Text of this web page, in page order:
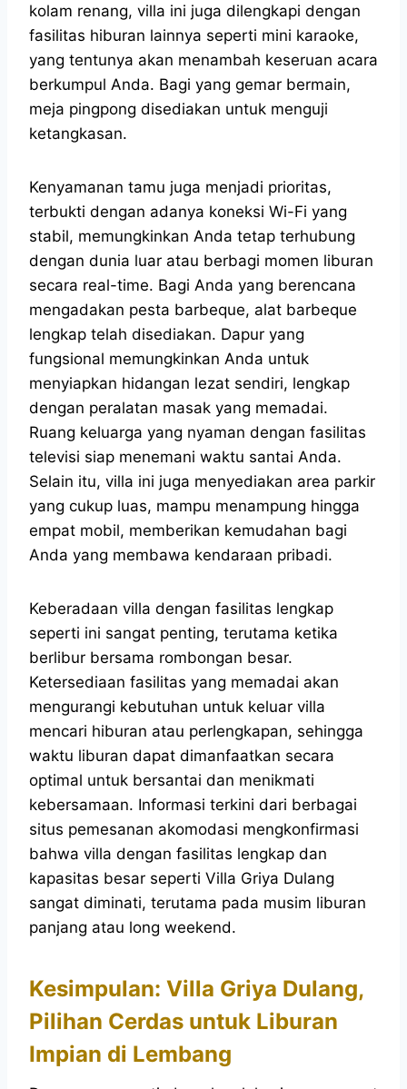
kolam renang, villa ini juga dilengkapi dengan
fasilitas hiburan lainnya seperti mini karaoke,
yang tentunya akan menambah keseruan acara
berkumpul Anda. Bagi yang gemar bermain,
meja pingpong disediakan untuk menguji
ketangkasan.
Kenyamanan tamu juga menjadi prioritas,
terbukti dengan adanya koneksi Wi-Fi yang
stabil, memungkinkan Anda tetap terhubung
dengan dunia luar atau berbagi momen liburan
secara real-time. Bagi Anda yang berencana
mengadakan pesta barbeque, alat barbeque
lengkap telah disediakan. Dapur yang
fungsional memungkinkan Anda untuk
menyiapkan hidangan lezat sendiri, lengkap
dengan peralatan masak yang memadai.
Ruang keluarga yang nyaman dengan fasilitas
televisi siap menemani waktu santai Anda.
Selain itu, villa ini juga menyediakan area parkir
yang cukup luas, mampu menampung hingga
empat mobil, memberikan kemudahan bagi
Anda yang membawa kendaraan pribadi.
Keberadaan villa dengan fasilitas lengkap
seperti ini sangat penting, terutama ketika
berlibur bersama rombongan besar.
Ketersediaan fasilitas yang memadai akan
mengurangi kebutuhan untuk keluar villa
mencari hiburan atau perlengkapan, sehingga
waktu liburan dapat dimanfaatkan secara
optimal untuk bersantai dan menikmati
kebersamaan. Informasi terkini dari berbagai
situs pemesanan akomodasi mengkonfirmasi
bahwa villa dengan fasilitas lengkap dan
kapasitas besar seperti Villa Griya Dulang
sangat diminati, terutama pada musim liburan
panjang atau long weekend.
Kesimpulan: Villa Griya Dulang,
Pilihan Cerdas untuk Liburan
Impian di Lembang